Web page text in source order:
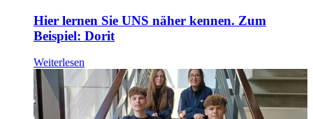
Hier lernen Sie UNS näher kennen. Zum
Beispiel: Dorit
Weiterlesen